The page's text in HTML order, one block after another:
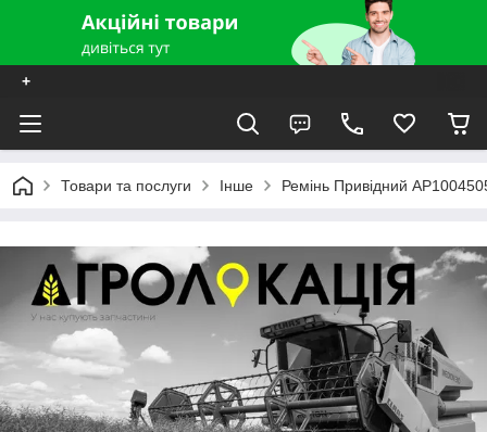
+
Товари та послуги Інше Ремінь Привідний